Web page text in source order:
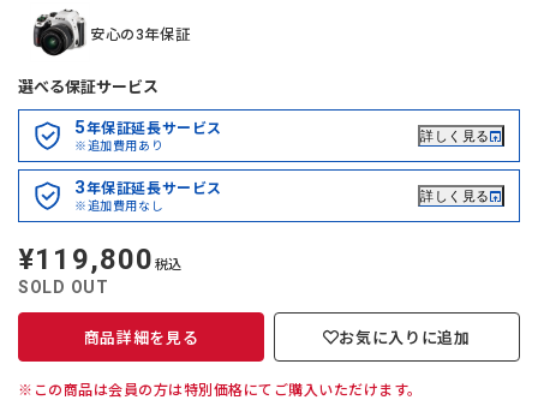
安心の3年保証
選べる保証サービス
5年保証延長サービス
※追加費用あり
詳しく見る
3年保証延長サービス
※追加費用なし
詳しく見る
定
価
¥119,800 税込
SOLD OUT
商品詳細を見る お気に入りに追加
※この商品は会員の方は特別価格にてご購入いただけます。